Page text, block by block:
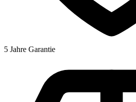
5 Jahre Garantie